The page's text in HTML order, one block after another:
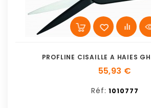
PROFLINE CISAILLE A HAIES
55,93 €
Réf: 1010777